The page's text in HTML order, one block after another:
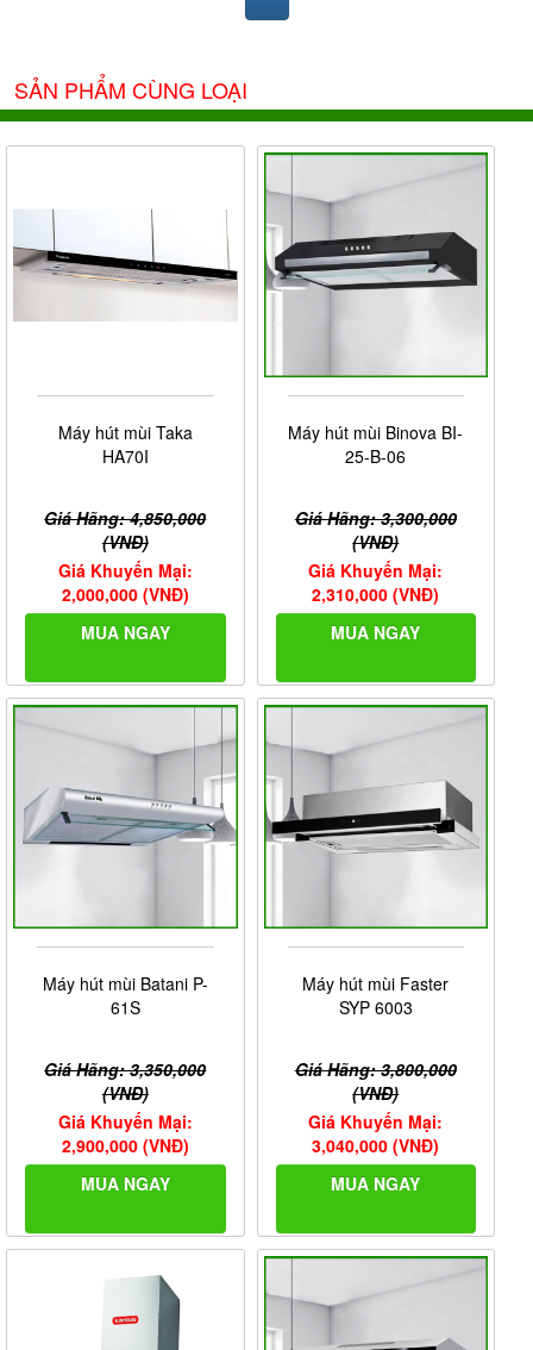
SẢN PHẨM CÙNG LOẠI
Máy hút mùi Taka
HA70I
Giá Hãng: 4,850,000
(VNĐ)
Giá Khuyến Mại:
2,000,000 (VNĐ)
MUA NGAY
Máy hút mùi Binova BI-
25-B-06
Giá Hãng: 3,300,000
(VNĐ)
Giá Khuyến Mại:
2,310,000 (VNĐ)
MUA NGAY
Máy hút mùi Batani P-
61S
Giá Hãng: 3,350,000
(VNĐ)
Giá Khuyến Mại:
2,900,000 (VNĐ)
MUA NGAY
Máy hút mùi Faster
SYP 6003
Giá Hãng: 3,800,000
(VNĐ)
Giá Khuyến Mại:
3,040,000 (VNĐ)
MUA NGAY